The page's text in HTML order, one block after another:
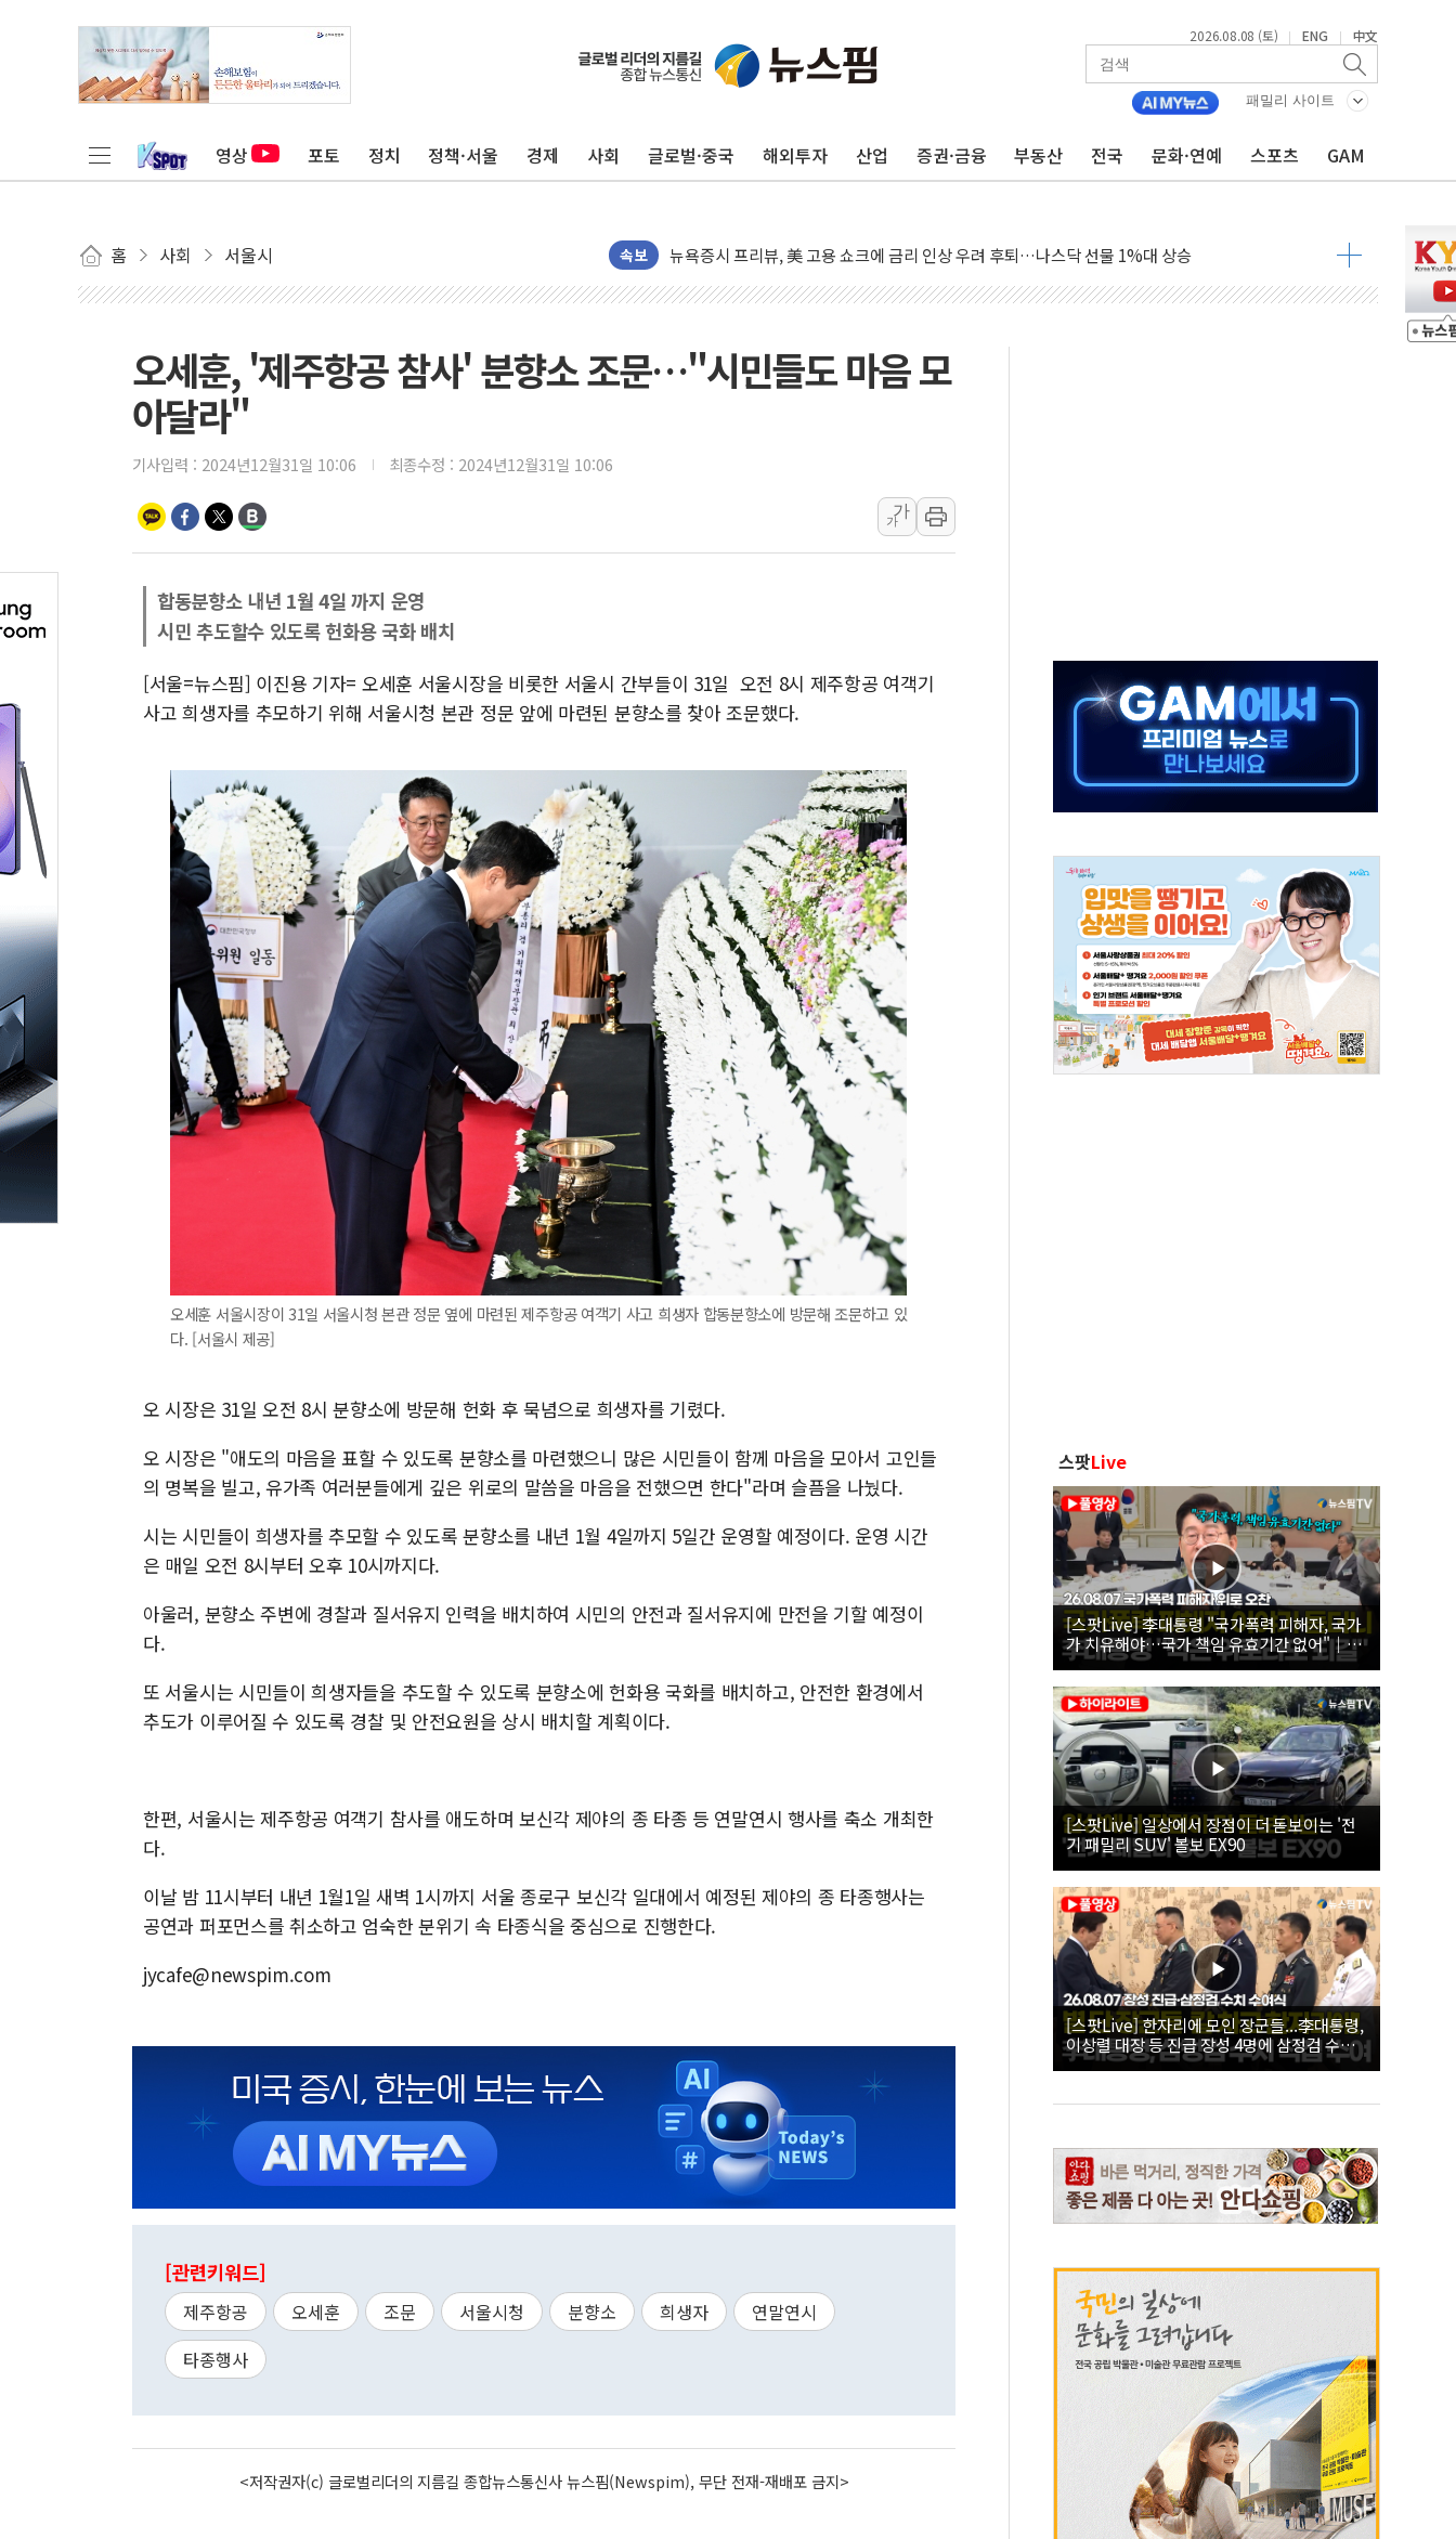
2026.08.08 (토) | ENG | 中文
패밀리 사이트
영상 포토 정치 정책·서울 경제 사회 글로벌·중국 해외투자 산업 증권·금융 부동산 전국 문화·연예 스포츠 GAM
홈 사회 서울시 속보
트럼프, 백신·자폐증 행정명령 검토…"이르면 다음 주"
美 항소법원, 백악관 무도회장 공사 중단 명령…트럼프 제동
美 고용 쇼크에 엔화 장중 급등…시장은 "또 개입했나" 촉각
[AI MY 뉴스] 뉴욕 반도체주 프리뷰...美 고용 쇼크에 반도체주 '활짝'
[종합] 美 7월 고용 2만3000명 감소 '쇼크'…9월 금리 인상 기대 후퇴
[사진] 이슬람 수니파 3개국, 공동방위협정 체결
보훈부, 미 DPAA와 MOU… "6·25 미군 실종자 7359명 끝까지 찾겠다"
트럼프 "금리 내려야"…파월 때와 달리 워시엔 톤 낮춰
트럼프, 中 겨냥 폴리실리콘 관세 15% 부과…美 태양광주 급등
[사진] 빈살만과 에르도안의 만남
황희 '폐버스 청년주택' SNS 글 역풍에 "정부정책 아냐" 해명
오세훈, '제주항공 참사' 분향소 조문…"시민들도 마음 모
아달라"
기사입력 : 2024년12월31일 10:06 최종수정 : 2024년12월31일 10:06
가
가
합동분향소 내년 1월 4일 까지 운영
시민 추도할수 있도록 헌화용 국화 배치
[서울=뉴스핌] 이진용 기자= 오세훈 서울시장을 비롯한 서울시 간부들이 31일 오전 8시 제주항공 여객기
사고 희생자를 추모하기 위해 서울시청 본관 정문 앞에 마련된 분향소를 찾아 조문했다.
오세훈 서울시장이 31일 서울시청 본관 정문 옆에 마련된 제주항공 여객기 사고 희생자 합동분향소에 방문해 조문하고 있
다. [서울시 제공]
오 시장은 31일 오전 8시 분향소에 방문해 헌화 후 묵념으로 희생자를 기렸다.
오 시장은 "애도의 마음을 표할 수 있도록 분향소를 마련했으니 많은 시민들이 함께 마음을 모아서 고인들
의 명복을 빌고, 유가족 여러분들에게 깊은 위로의 말씀을 마음을 전했으면 한다"라며 슬픔을 나눴다.
시는 시민들이 희생자를 추모할 수 있도록 분향소를 내년 1월 4일까지 5일간 운영할 예정이다. 운영 시간
은 매일 오전 8시부터 오후 10시까지다.
아울러, 분향소 주변에 경찰과 질서유지 인력을 배치하여 시민의 안전과 질서유지에 만전을 기할 예정이
다.
또 서울시는 시민들이 희생자들을 추도할 수 있도록 분향소에 헌화용 국화를 배치하고, 안전한 환경에서
추도가 이루어질 수 있도록 경찰 및 안전요원을 상시 배치할 계획이다.
한편, 서울시는 제주항공 여객기 참사를 애도하며 보신각 제야의 종 타종 등 연말연시 행사를 축소 개최한
다.
이날 밤 11시부터 내년 1월1일 새벽 1시까지 서울 종로구 보신각 일대에서 예정된 제야의 종 타종행사는
공연과 퍼포먼스를 취소하고 엄숙한 분위기 속 타종식을 중심으로 진행한다.
jycafe@newspim.com
[관련키워드]
제주항공 오세훈 조문 서울시청 분향소 희생자
연말연시
타종행사
<저작권자(c) 글로벌리더의 지름길 종합뉴스통신사 뉴스핌(Newspim), 무단 전재-재배포 금지>
스팟Live
[스팟Live] 李대통령 "국가폭력 피해자, 국가
가 치유해야…국가 책임 유효기간 없어"｜
26.08.07 국가폭력 피해자 위로 오찬
[스팟Live] 일상에서 장점이 더 돋보이는 '전
기 패밀리 SUV' 볼보 EX90
[스팟Live] 한자리에 모인 장군들...李대통령,
이상렬 대장 등 진급 장성 4명에 삼정검 수치
직접 수여｜26.08.07 장성 진급·삼정검 수치